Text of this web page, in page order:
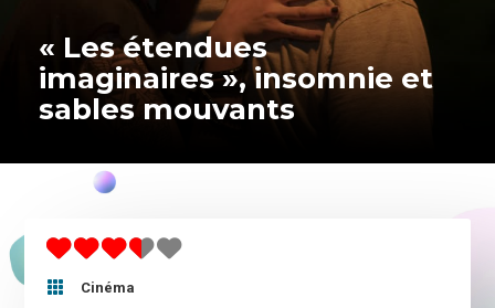
« Les étendues
imaginaires », insomnie et
sables mouvants
 Cinéma